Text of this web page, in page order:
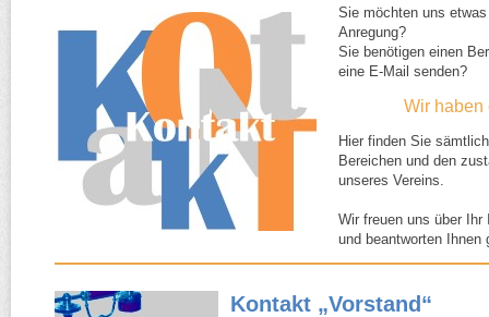
Sie möchten uns
Anregung?
Sie benötigen einen
eine E-​Mail senden?
Wir haben ein
Hier finden Sie
Bereichen und den
unseres Vereins.
Wir freuen uns über Ihr
und beantworten Ihnen
Kontakt „Vorstand“